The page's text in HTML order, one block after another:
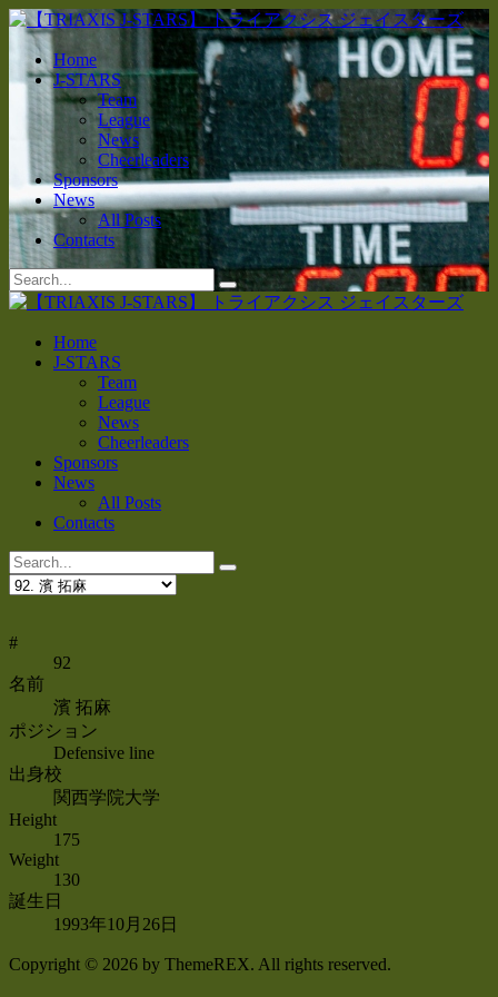
Home
J-STARS
Team
League
News
Cheerleaders
Sponsors
News
All Posts
Contacts
Home
J-STARS
Team
League
News
Cheerleaders
Sponsors
News
All Posts
Contacts
#
92
名前
濱 拓麻
ポジション
Defensive line
出身校
関西学院大学
Height
175
Weight
130
誕生日
1993年10月26日
Copyright © 2026 by ThemeREX. All rights reserved.